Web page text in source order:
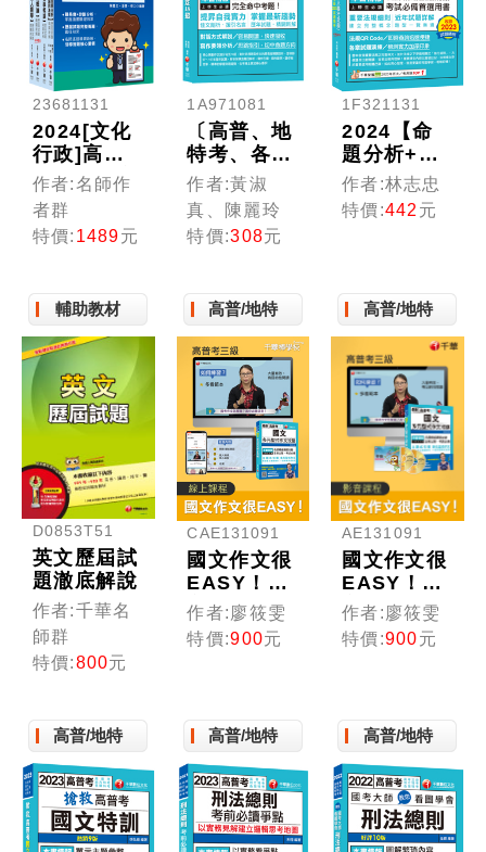
23681131
2024[文化
行政]高考
三級／地方
三等歷屆試
題版套書：
精確歸類編
果！
作者:名師作
者群
特價: 1489元
1A971081
〔高普、地
特考、各類
特考作文金
榜秘笈〕國
文--作文完
勝秘笈18招
司法/關
務〕〔收錄
最新試題、
贈讀書計畫
表〕
作者:黃淑
真、陳麗玲
特價:308元
1F321131
2024【命
題分析+重
點提示】現
行考銓制度
(含人事行
考／各類特
考）
作者:林志忠
特價:442元
輔助教材
D0853T51
英文歷屆試
題澈底解說
作者:千華名
師群
特價:800元
高普/地特
CAE131091
國文作文很
EASY！_
高考三級
(線上版)
作者:廖筱雯
特價:900元
高普/地特
AE131091
國文作文很
EASY！_
高考三級
(光碟版函
授)
作者:廖筱雯
特價:900元
高普/地特 高普/地特 高普/地特